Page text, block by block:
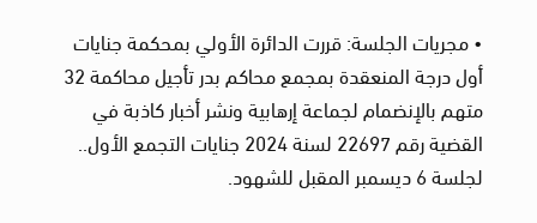
• مجريات الجلسة: قررت الدائرة الأولي بمحكمة جنايات
أول درجة المنعقدة بمجمع محاكم بدر تأجيل محاكمة 32
متهم بالإنضمام لجماعة إرهابية ونشر أخبار كاذبة في
القضية رقم 22697 لسنة 2024 جنايات التجمع الأول..
لجلسة 6 ديسمبر المقبل للشهود.